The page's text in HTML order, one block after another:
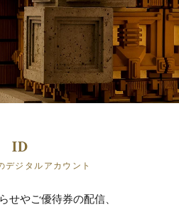
デジタルアカウント
せやご優待券の配信、